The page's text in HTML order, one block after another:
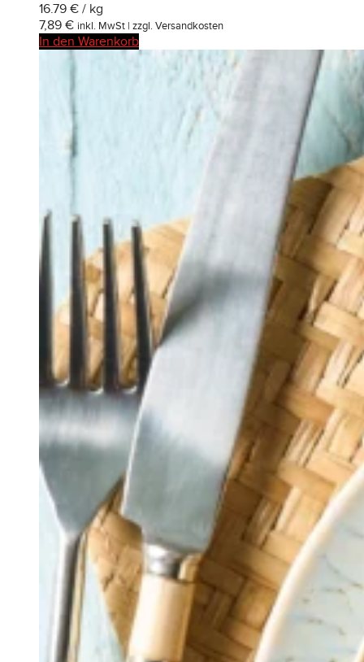
16.79 € / kg
7,89 € inkl. MwSt | zzgl. Versandkosten
In den Warenkorb